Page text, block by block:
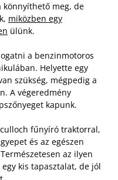
könnyíthető meg, de
miközben egy
ülünk.
a benzinmotoros
Helyette egy
szükség, mégpedig a
A végeredmény
kapunk.
fűnyíró traktorral,
és az egészen
az ilyen
kis tapasztalat, de jól